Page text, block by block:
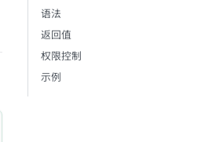
语法
返回值
权限控制
示例